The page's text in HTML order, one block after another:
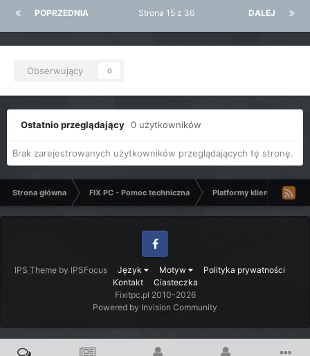
POPRZEDNIA DALEJ
Strona 15 z 36
Obserwujący 0
Ostatnio przeglądający 0 użytkowników
Brak zarejestrowanych użytkowników przeglądających tę stronę.
Strona główna FIX PC - Pomoc techniczna Platformy klienckie
IPS Theme by IPSFocus Język Motyw
Polityka prywatności
Kontakt
Ciasteczka
Facebook
Fixitpc.pl 2010-2026
Powered by Invision Community